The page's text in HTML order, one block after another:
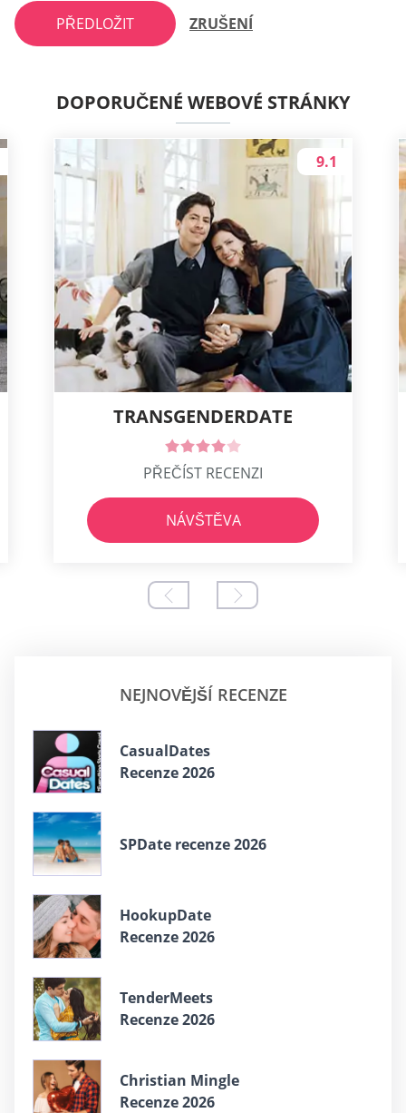
PŘEDLOŽIT ZRUŠENÍ
DOPORUČENÉ WEBOVÉ STRÁNKY
TRANSGENDERDATE
9.1
PŘEČÍST RECENZI
NÁVŠTĚVA
NEJNOVĚJŠÍ RECENZE
СasualDates
Recenze 2026
SPDate recenze 2026
HookupDate
Recenze 2026
TenderMeets
Recenze 2026
Christian Mingle
Recenze 2026